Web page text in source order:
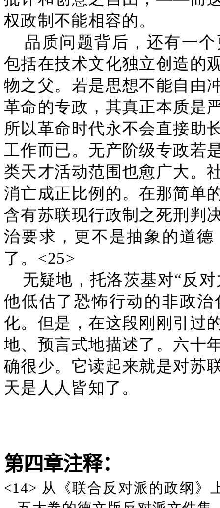
权政制不能相容的。
品质问题背后，还有一
包括在技术文化独立创造的
物之父。若是思想不能自由
革命的专政，其真正本质是
所以革命时代永不会直接助
工作而已。无产阶级专政若
类天才活动范围也愈广大。
消亡成正比例的。在那简单
含有苏联现行政制之死刑判
治要求，更不是抽象的道
了。<25>
无疑地，托洛茨基对“反
他低估了恐怖行动的非政
化。但是，在这段刚刚引过
地、预言式地描述了。六十
确很少。它读起来就是对苏
天是人人皆知了。
第四章注释：
<14> 从《联合反对派的政纲》